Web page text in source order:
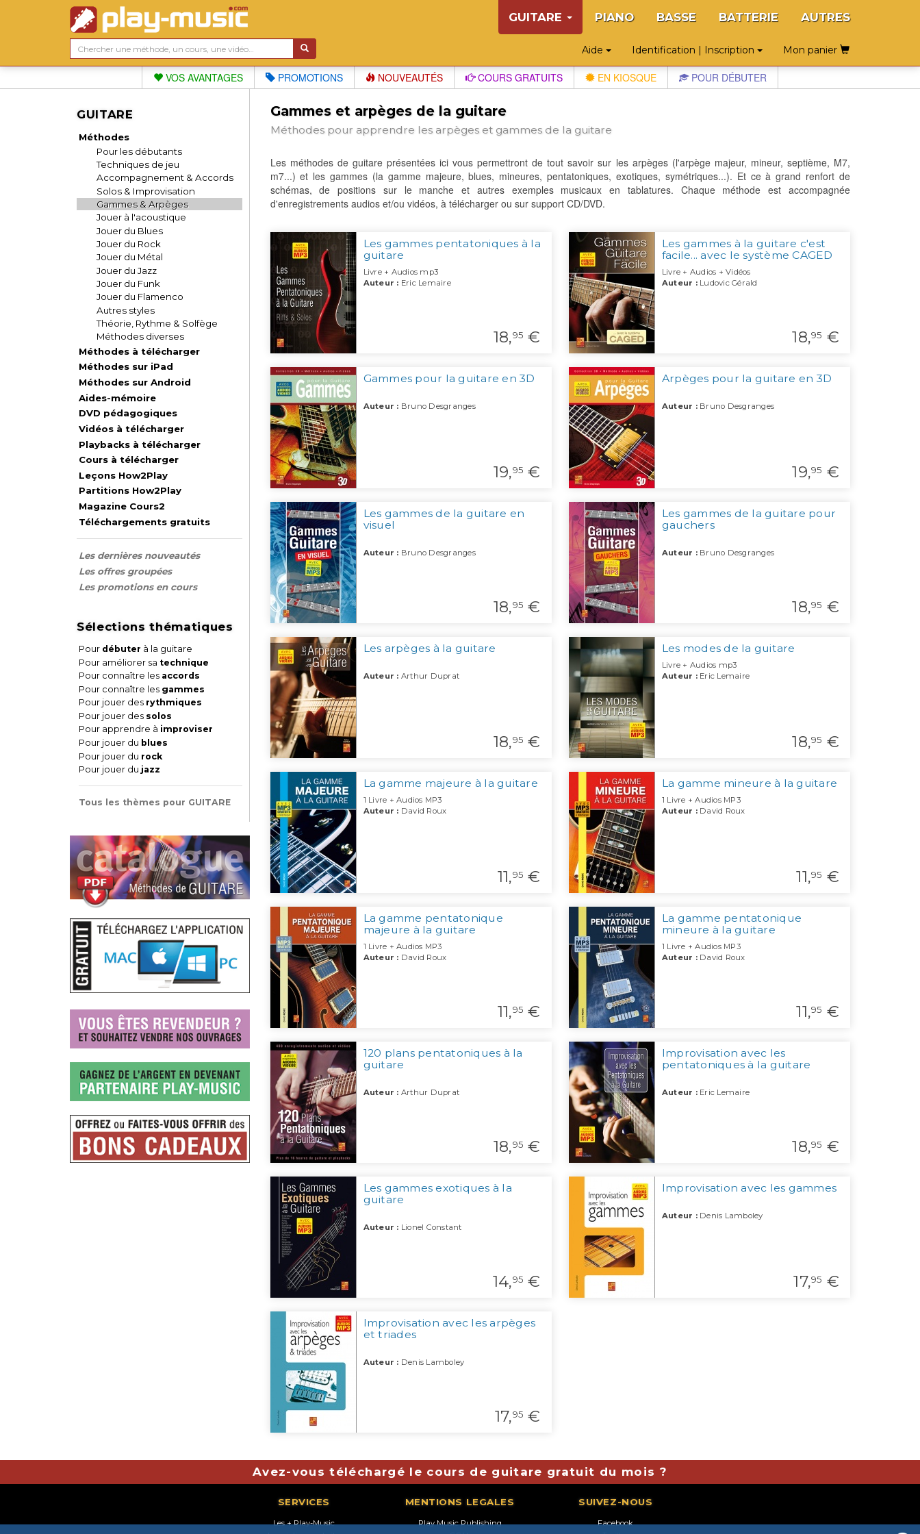
GUITARE PIANO BASSE BATTERIE AUTRES
Aide Identification | Inscription Mon panier
VOS AVANTAGES PROMOTIONS NOUVEAUTÉS COURS GRATUITS EN KIOSQUE POUR DÉBUTER
GUITARE
Méthodes
Pour les débutants
Techniques de jeu
Accompagnement & Accords
Solos & Improvisation
Gammes & Arpèges
Jouer à l'acoustique
Jouer du Blues
Jouer du Rock
Jouer du Métal
Jouer du Jazz
Jouer du Funk
Jouer du Flamenco
Autres styles
Théorie, Rythme & Solfège
Méthodes diverses
Méthodes à télécharger
Méthodes sur iPad
Méthodes sur Android
Aides-mémoire
DVD pédagogiques
Vidéos à télécharger
Playbacks à télécharger
Cours à télécharger
Leçons How2Play
Partitions How2Play
Magazine Cours2
Téléchargements gratuits
Les dernières nouveautés
Les offres groupées
Les promotions en cours
Sélections thématiques
Pour débuter à la guitare
Pour améliorer sa technique
Pour connaître les accords
Pour connaître les gammes
Pour jouer des rythmiques
Pour jouer des solos
Pour apprendre à improviser
Pour jouer du blues
Pour jouer du rock
Pour jouer du jazz
Tous les thèmes pour GUITARE
Gammes et arpèges de la guitare
Méthodes pour apprendre les arpèges et gammes de la guitare
Les méthodes de guitare présentées ici vous permettront de tout savoir sur les arpèges (l'arpège majeur, mineur, septième, M7,
m7...) et les gammes (la gamme majeure, blues, mineures, pentatoniques, exotiques, symétriques...). Et ce à grand renfort de
schémas, de positions sur le manche et autres exemples musicaux en tablatures. Chaque méthode est accompagnée
d'enregistrements audios et/ou vidéos, à télécharger ou sur support CD/DVD.
Les gammes pentatoniques à la
guitare
Livre + Audios mp3
Auteur : Eric Lemaire
18,95 €
Les gammes à la guitare c'est
facile... avec le système CAGED
Livre + Audios + Vidéos
Auteur :Ludovic Gérald
18,95 €
Gammes pour la guitare en 3D
Auteur : Bruno Desgranges
19,95 €
Arpèges pour la guitare en 3D
Auteur :Bruno Desgranges
19,95 €
Les gammes de la guitare en
visuel
Auteur : Bruno Desgranges
18,95 €
Les gammes de la guitare pour
gauchers
Auteur :Bruno Desgranges
18,95 €
Les arpèges à la guitare
Auteur : Arthur Duprat
18,95 €
Les modes de la guitare
Livre + Audios mp3
Auteur :Eric Lemaire
18,95 €
La gamme majeure à la guitare
1 Livre + Audios MP3
Auteur : David Roux
11,95 €
La gamme mineure à la guitare
1 Livre + Audios MP3
Auteur :David Roux
11,95 €
La gamme pentatonique
majeure à la guitare
1 Livre + Audios MP3
Auteur : David Roux
11,95 €
La gamme pentatonique
mineure à la guitare
1 Livre + Audios MP3
Auteur :David Roux
11,95 €
120 plans pentatoniques à la
guitare
Auteur : Arthur Duprat
18,95 €
Improvisation avec les
pentatoniques à la guitare
Auteur :Eric Lemaire
18,95 €
Les gammes exotiques à la
guitare
Auteur : Lionel Constant
14,95 €
Improvisation avec les gammes
Auteur :Denis Lamboley
17,95 €
Improvisation avec les arpèges
et triades
Auteur : Denis Lamboley
17,95 €
Avez-vous téléchargé le cours de guitare gratuit du mois ?
SERVICES
Les + Play-Music
MENTIONS LEGALES
Play Music Publishing
SUIVEZ-NOUS
Facebook